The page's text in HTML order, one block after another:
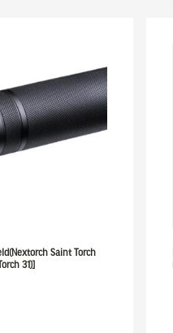
Saint Torch
31)]